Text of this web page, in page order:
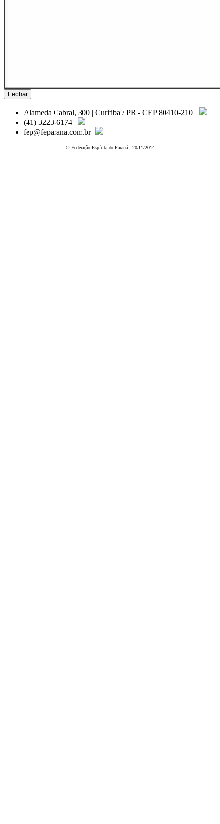
Fechar
Alameda Cabral, 300 | Curitiba / PR - CEP 80410-210
(41) 3223-6174
fep@feparana.com.br
© Federação Espírita do Paraná - 20/11/2014